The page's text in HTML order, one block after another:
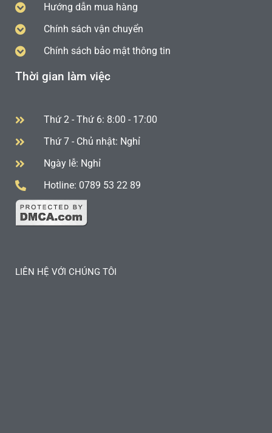
Hướng dẫn mua hàng
Chính sách vận chuyển
Chính sách bảo mật thông tin
Thời gian làm việc
Thứ 2 - Thứ 6: 8:00 - 17:00
Thứ 7 - Chủ nhật: Nghỉ
Ngày lễ: Nghỉ
Hotline: 0789 53 22 89
LIÊN HỆ VỚI CHÚNG TÔI